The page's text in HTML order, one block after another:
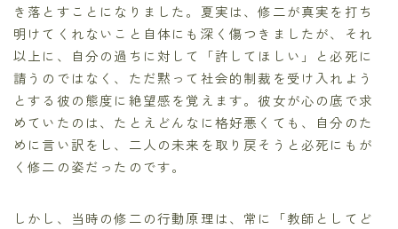
き落とすことになりました。夏実は、修二が真実を打ち
明けてくれないこと自体にも深く傷つきましたが、それ
以上に、自分の過ちに対して「許してほしい」と必死に
請うのではなく、ただ黙って社会的制裁を受け入れよう
とする彼の態度に絶望感を覚えます。彼女が心の底で求
めていたのは、たとえどんなに格好悪くても、自分のた
めに言い訳をし、二人の未来を取り戻そうと必死にもが
く修二の姿だったのです。
しかし、当時の修二の行動原理は、常に「教師としてど